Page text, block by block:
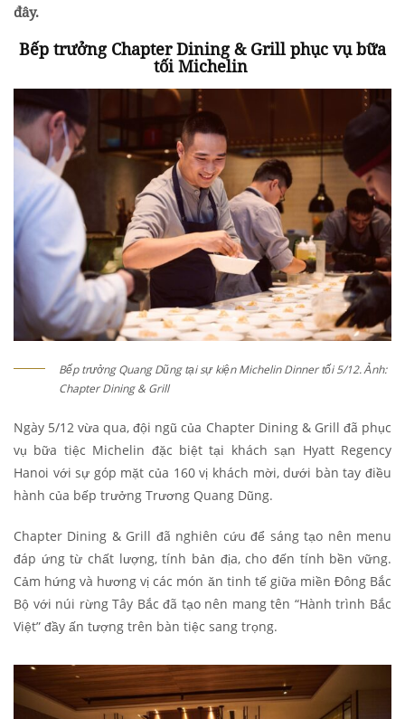
đây.
Bếp trưởng Chapter Dining & Grill phục vụ bữa
tối Michelin
Bếp trưởng Quang Dũng tại sự kiện Michelin Dinner tối 5/12. Ảnh:
Chapter Dining & Grill
Ngày 5/12 vừa qua, đội ngũ của Chapter Dining & Grill đã phục
vụ bữa tiệc Michelin đặc biệt tại khách sạn Hyatt Regency
Hanoi với sự góp mặt của 160 vị khách mời, dưới bàn tay điều
hành của bếp trưởng Trương Quang Dũng.
Chapter Dining & Grill đã nghiên cứu để sáng tạo nên menu
đáp ứng từ chất lượng, tính bản địa, cho đến tính bền vững.
Cảm hứng và hương vị các món ăn tinh tế giữa miền Đông Bắc
Bộ với núi rừng Tây Bắc đã tạo nên mang tên “Hành trình Bắc
Việt” đầy ấn tượng trên bàn tiệc sang trọng.